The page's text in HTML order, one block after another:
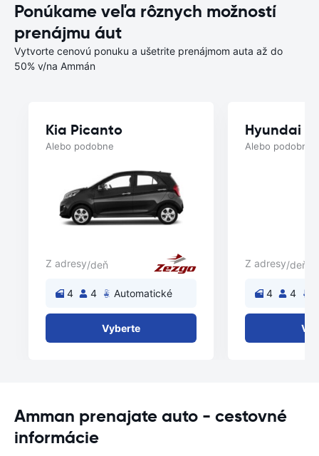
Ponúkame veľa rôznych možností
prenájmu áut
Vytvorte cenovú ponuku a ušetrite prenájmom auta až do
50% v/na Ammán
Kia Picanto
Alebo podobne
Z adresy/deň
4 4 Automatické
Vyberte
Hyundai
Alebo podobne
Z adresy/deň
4 4
Amman prenajate auto - cestovné
informácie